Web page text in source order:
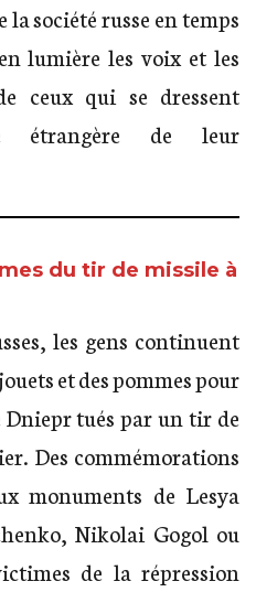
société russe en temps
lumière les voix et les
ceux qui se dressent
étrangère de leur
du tir de missile à
les gens continuent
et des pommes pour
tués par un tir de
Des commémorations
monuments de Lesya
Nikolai Gogol ou
de la répression